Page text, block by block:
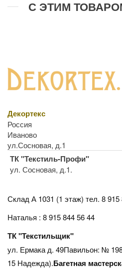
С ЭТИМ
Декортекс
Россия
Иваново
ул.Сосновая, д.1
ТК "Текстиль-Профи"
ул. Сосновая, д.1.
Склад А 1031 (1 этаж) тел. 8 915
Наталья : 8 915 844 56 44
ТК "Текстильщик"
ул. Ермака д. 49Павильон: №
15 Надежда).Багетная